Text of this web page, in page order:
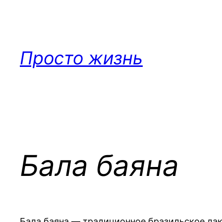
Просто жизнь
Бала баяна